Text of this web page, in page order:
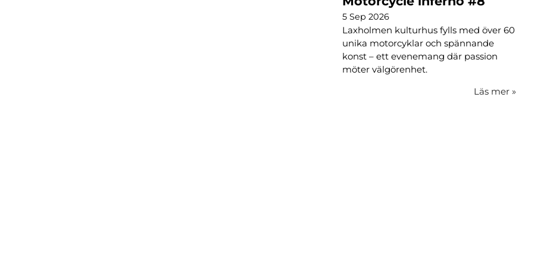
5 Sep 2026
Laxholmen kulturhus fylls med över 60
unika motorcyklar och spännande
konst – ett evenemang där passion
möter välgörenhet.
Läs mer »